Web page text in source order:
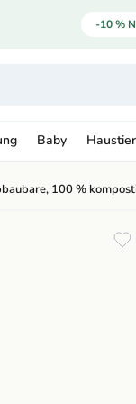
-10 %
Baby
100 %